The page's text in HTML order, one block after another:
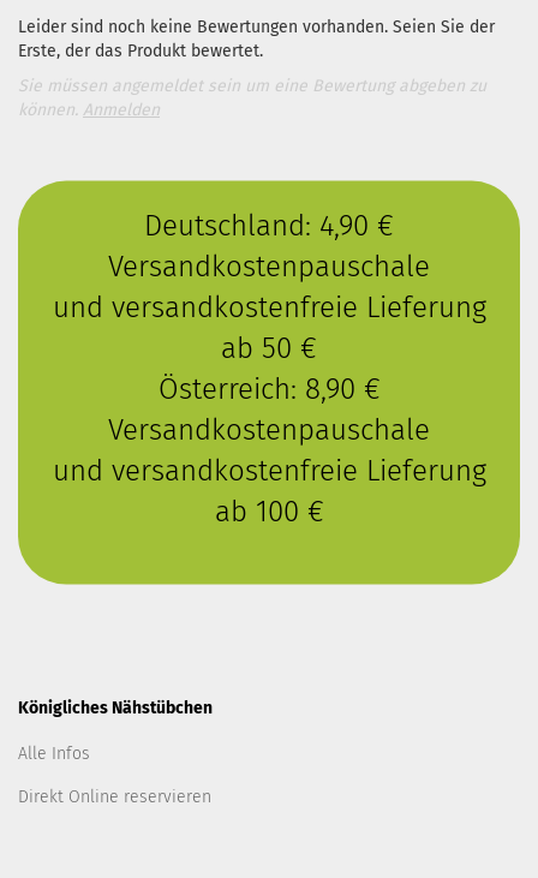
Leider sind noch keine Bewertungen vorhanden. Seien Sie der
Erste, der das Produkt bewertet.
Sie müssen angemeldet sein um eine Bewertung abgeben zu
können. Anmelden
Deutschland: 4,90 €
Versandkostenpauschale
und versandkostenfreie Lieferung
ab 50 €
Österreich: 8,90 €
Versandkostenpauschale
und versandkostenfreie Lieferung
ab 100 €
Königliches Nähstübchen
Alle Infos
Direkt Online reservieren